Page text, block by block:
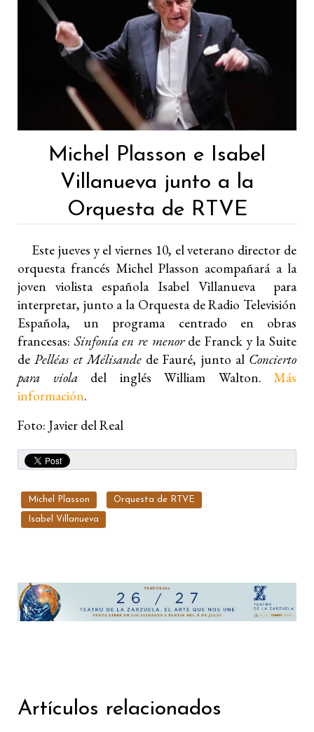
Michel Plasson e Isabel
Villanueva junto a la
Orquesta de RTVE
Este jueves y el viernes 10, el veterano director de
orquesta francés Michel Plasson acompañará a la
joven violista española Isabel Villanueva para
interpretar, junto a la Orquesta de Radio Televisión
Española, un programa centrado en obras
francesas:Sinfonía en re menorde Franck y la Suite
dePelléas et Mélisandede Fauré, junto al Concierto
para violadel inglés William Walton. Más
información.
Foto: Javier del Real
Michel Plasson Orquesta de RTVE
Isabel Villanueva
Artículos relacionados